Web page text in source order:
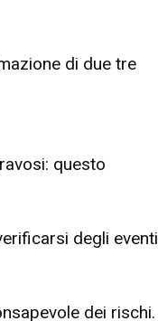
di due tre
questo
degli eventi
dei rischi.